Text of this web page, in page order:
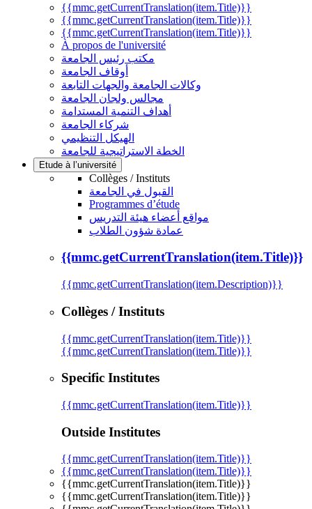
{{mmc.getCurrentTranslation(item.Title)}}
{{mmc.getCurrentTranslation(item.Title)}}
{{mmc.getCurrentTranslation(item.Title)}}
À propos de l'université
مكتب رئيس الجامعة
أوقاف الجامعة
وكالات الجامعة والجهات التابعة
مجالس ولجان الجامعة
أهداف التنمية المستدامة
شركاء الجامعة
الهيكل التنظيمي
الخطة الاستراتيجية للجامعة
Etude à l’université
Collèges / Instituts
القبول في الجامعة
Programmes d’étude
مواقع أعضاء هيئة التدريس
عمادة شؤون الطلاب
{{mmc.getCurrentTranslation(item.Title)}}
{{mmc.getCurrentTranslation(item.Description)}}
Collèges / Instituts
{{mmc.getCurrentTranslation(item.Title)}}
{{mmc.getCurrentTranslation(item.Title)}}
Specific Institutes
{{mmc.getCurrentTranslation(item.Title)}}
Outside Institutes
{{mmc.getCurrentTranslation(item.Title)}}
{{mmc.getCurrentTranslation(item.Title)}}
{{mmc.getCurrentTranslation(item.Title)}}
{{mmc.getCurrentTranslation(item.Title)}}